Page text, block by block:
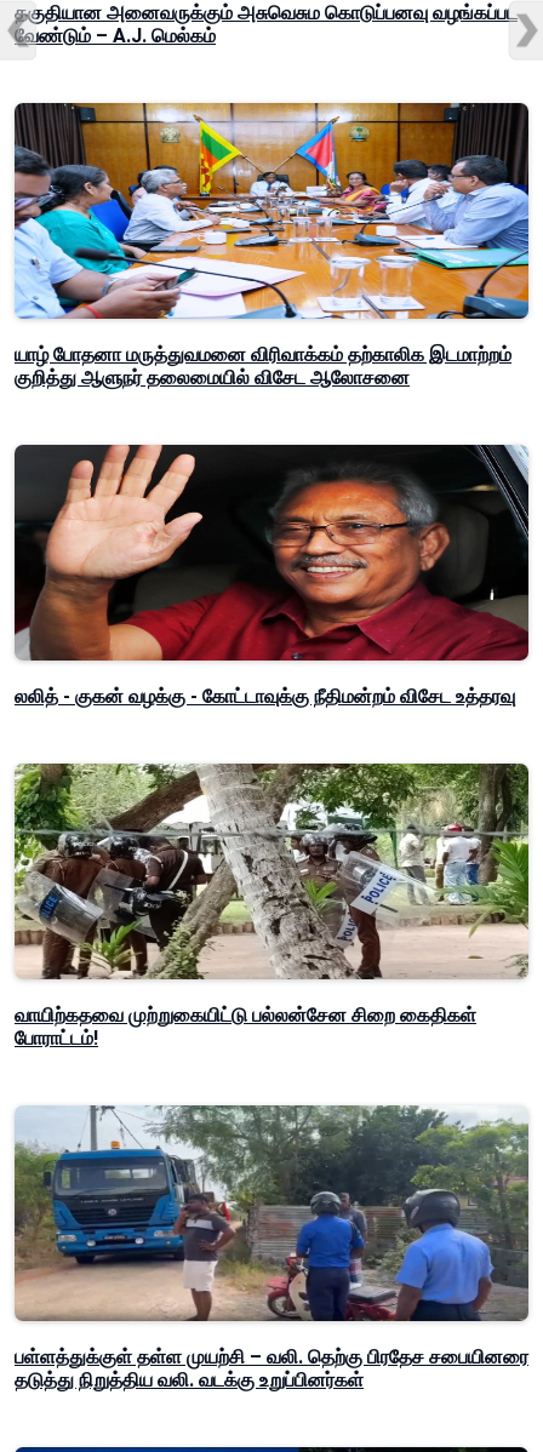
தகுதியான அனைவருக்கும் அசுவெசும கொடுப்பனவு வழங்கப்பட
வேண்டும் – A.J. மெல்கம்
யாழ் போதனா மருத்துவமனை விரிவாக்கம் தற்காலிக இடமாற்றம்
குறித்து ஆளுநர் தலைமையில் விசேட ஆலோசனை
லலித் - குகன் வழக்கு - கோட்டாவுக்கு நீதிமன்றம் விசேட உத்தரவு
வாயிற்கதவை முற்றுகையிட்டு பல்லன்சேன சிறை கைதிகள்
போராட்டம்!
பள்ளத்துக்குள் தள்ள முயற்சி – வலி. தெற்கு பிரதேச சபையினரை
தடுத்து நிறுத்திய வலி. வடக்கு உறுப்பினர்கள்